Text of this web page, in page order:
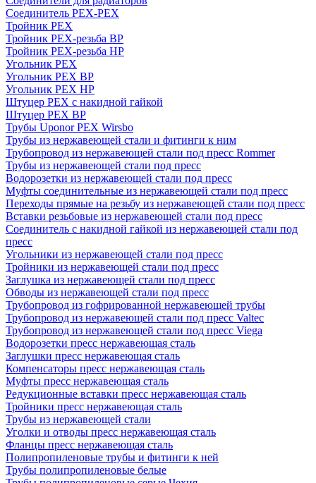
Соединитель PEX-PEX
Тройник PEX
Тройник PEX-резьба ВР
Тройник PEX-резьба НР
Угольник PEX
Угольник PEX ВР
Угольник PEX НР
Штуцер PEX c накидной гайкой
Штуцер PEX ВР
Трубы Uponor PEX Wirsbo
Трубы из нержавеющей стали и фитинги к ним
Трубопровод из нержавеющей стали под пресс Rommer
Трубы из нержавеющей стали под пресс
Водорозетки из нержавеющей стали под пресс
Муфты соединительные из нержавеющей стали под пресс
Переходы прямые на резьбу из нержавеющей стали под пресс
Вставки резьбовые из нержавеющей стали под пресс
Соединитель с накидной гайкой из нержавеющей стали под
пресс
Угольники из нержавеющей стали под пресс
Тройники из нержавеющей стали под пресс
Заглушка из нержавеющей стали под пресс
Обводы из нержавеющей стали под пресс
Трубопровод из гофрированной нержавеющей трубы
Трубопровод из нержавеющей стали под пресс Valtec
Трубопровод из нержавеющей стали под пресс Viega
Водорозетки пресс нержавеющая сталь
Заглушки пресс нержавеющая сталь
Компенсаторы пресс нержавеющая сталь
Муфты пресс нержавеющая сталь
Редукционные вставки пресс нержавеющая сталь
Тройники пресс нержавеющая сталь
Трубы из нержавеющей стали
Уголки и отводы пресс нержавеющая сталь
Фланцы пресс нержавеющая сталь
Полипропиленовые трубы и фитинги к ней
Трубы полипропиленовые белые